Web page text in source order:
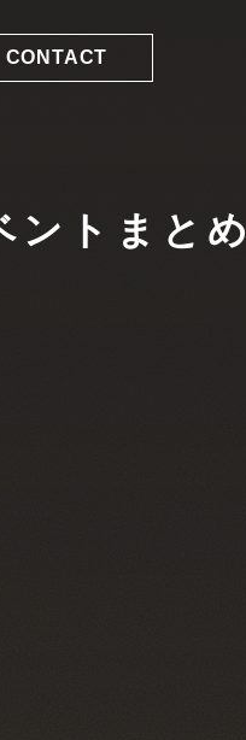
CONTACT
ントまとめ